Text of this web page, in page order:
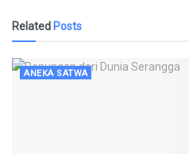
Related Posts
ANEKA SATWA